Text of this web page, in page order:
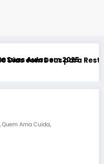
2025
para Restaurar Seu
Quem Ama Cuida,